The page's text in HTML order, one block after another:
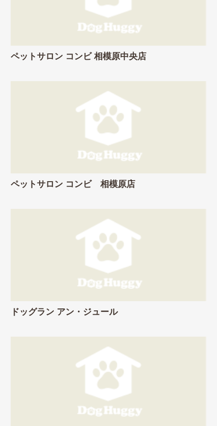
ペットサロン コンビ 相模原中央店
ペットサロン コンビ 相模原店
ドッグラン アン・ジュール